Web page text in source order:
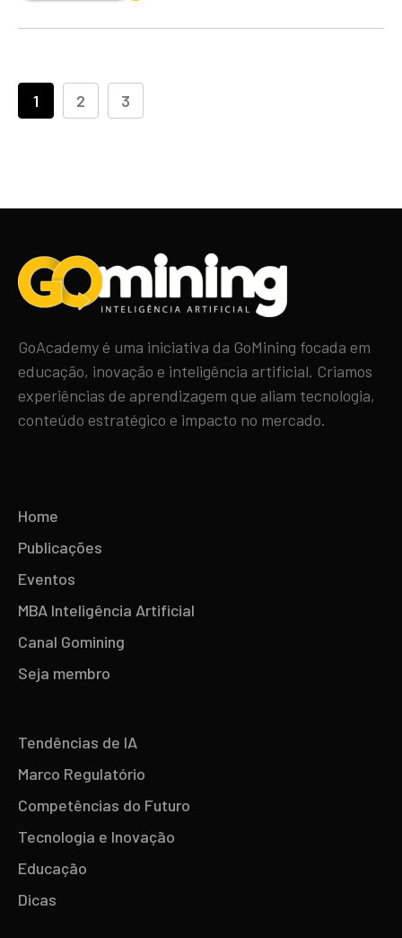
1 2 3
GoAcademy é uma iniciativa da GoMining focada em
educação, inovação e inteligência artificial. Criamos
experiências de aprendizagem que aliam tecnologia,
conteúdo estratégico e impacto no mercado.
Home
Publicações
Eventos
MBA Inteligência Artificial
Canal Gomining
Seja membro
Tendências de IA
Marco Regulatório
Competências do Futuro
Tecnologia e Inovação
Educação
Dicas